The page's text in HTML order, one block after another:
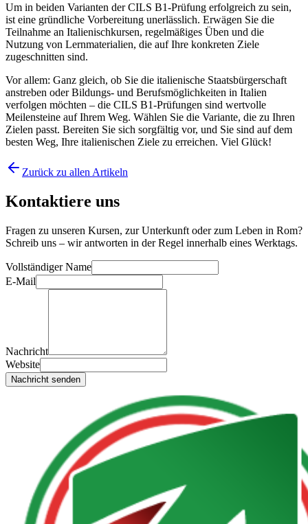
Um in beiden Varianten der CILS B1-Prüfung erfolgreich zu sein,
ist eine gründliche Vorbereitung unerlässlich. Erwägen Sie die
Teilnahme an Italienischkursen, regelmäßiges Üben und die
Nutzung von Lernmaterialien, die auf Ihre konkreten Ziele
zugeschnitten sind.
Vor allem: Ganz gleich, ob Sie die italienische Staatsbürgerschaft
anstreben oder Bildungs‑ und Berufsmöglichkeiten in Italien
verfolgen möchten – die CILS B1‑Prüfungen sind wertvolle
Meilensteine auf Ihrem Weg. Wählen Sie die Variante, die zu Ihren
Zielen passt. Bereiten Sie sich sorgfältig vor, und Sie sind auf dem
besten Weg, Ihre italienischen Ziele zu erreichen. Viel Glück!
Zurück zu allen Artikeln
Kontaktiere uns
Fragen zu unseren Kursen, zur Unterkunft oder zum Leben in Rom?
Schreib uns – wir antworten in der Regel innerhalb eines Werktags.
Vollständiger Name
E-Mail
Nachricht
Website
Nachricht senden